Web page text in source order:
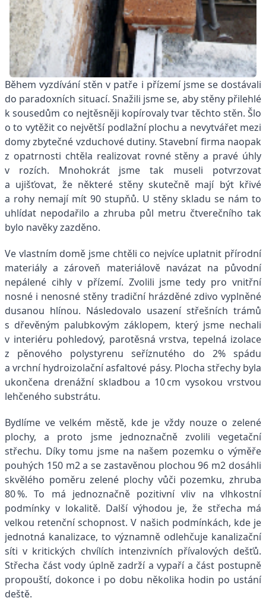
Během vyzdívání stěn v patře i přízemí jsme se dostávali
do paradoxních situací. Snažili jsme se, aby stěny přilehlé
k sousedům co nejtěsněji kopírovaly tvar těchto stěn. Šlo
o to vytěžit co největší podlažní plochu a nevytvářet mezi
domy zbytečné vzduchové dutiny. Stavební firma naopak
z opatrnosti chtěla realizovat rovné stěny a pravé úhly
v rozích. Mnohokrát jsme tak museli potvrzovat
a ujišťovat, že některé stěny skutečně mají být křivé
a rohy nemají mít 90 stupňů. U stěny skladu se nám to
uhlídat nepodařilo a zhruba půl metru čtverečního tak
bylo navěky zazděno.
Ve vlastním domě jsme chtěli co nejvíce uplatnit přírodní
materiály a zároveň materiálově navázat na původní
nepálené cihly v přízemí. Zvolili jsme tedy pro vnitřní
nosné i nenosné stěny tradiční hrázděné zdivo vyplněné
dusanou hlínou. Následovalo usazení střešních trámů
s dřevěným palubkovým záklopem, který jsme nechali
v interiéru pohledový, parotěsná vrstva, tepelná izolace
z pěnového polystyrenu seříznutého do 2% spádu
a vrchní hydroizolační asfaltové pásy. Plocha střechy byla
ukončena drenážní skladbou a 10 cm vysokou vrstvou
lehčeného substrátu.
Bydlíme ve velkém městě, kde je vždy nouze o zelené
plochy, a proto jsme jednoznačně zvolili vegetační
střechu. Díky tomu jsme na našem pozemku o výměře
pouhých 150 m2 a se zastavěnou plochou 96 m2 dosáhli
skvělého poměru zelené plochy vůči pozemku, zhruba
80 %. To má jednoznačně pozitivní vliv na vlhkostní
podmínky v lokalitě. Další výhodou je, že střecha má
velkou retenční schopnost. V našich podmínkách, kde je
jednotná kanalizace, to významně odlehčuje kanalizační
síti v kritických chvílích intenzivních přívalových dešťů.
Střecha část vody úplně zadrží a vypaří a část postupně
propouští, dokonce i po dobu několika hodin po ustání
deště.